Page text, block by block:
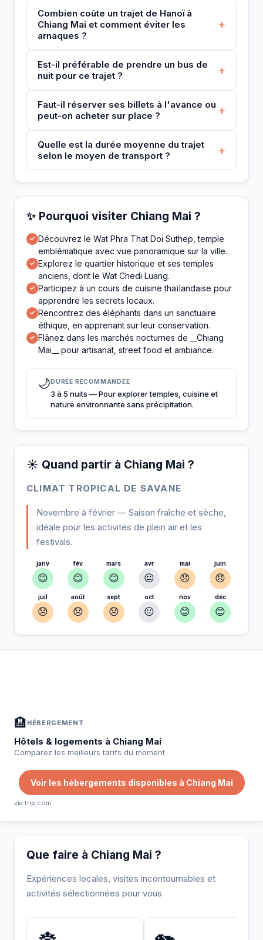
Combien coûte un trajet de Hanoï à
Chiang Mai et comment éviter les
arnaques ?
+
Est-il préférable de prendre un bus de
nuit pour ce trajet ?
+
Faut-il réserver ses billets à l'avance ou
peut-on acheter sur place ?
+
Quelle est la durée moyenne du trajet
selon le moyen de transport ?
+
✨ Pourquoi visiter Chiang Mai ?
✓ Découvrez le Wat Phra That Doi Suthep, temple
emblématique avec vue panoramique sur la ville.
✓ Explorez le quartier historique et ses temples
anciens, dont le Wat Chedi Luang.
✓ Participez à un cours de cuisine thaïlandaise pour
apprendre les secrets locaux.
✓ Rencontrez des éléphants dans un sanctuaire
éthique, en apprenant sur leur conservation.
✓ Flânez dans les marchés nocturnes de __Chiang
Mai__ pour artisanat, street food et ambiance.
🌙DURÉE RECOMMANDÉE
3 à 5 nuits — Pour explorer temples, cuisine et
nature environnante sans précipitation.
☀️ Quand partir à Chiang Mai ?
CLIMAT TROPICAL DE SAVANE
Novembre à février — Saison fraîche et sèche,
idéale pour les activités de plein air et les
festivals.
janv
😊
fév
😊
mars
😊
avr
😐
mai
😞
juin
😞
juil
😞
août
😞
sept
😞
oct
😐
nov
😊
déc
😊
🏨 HÉBERGEMENT
Hôtels & logements à Chiang Mai
Comparez les meilleurs tarifs du moment
Voir les hébergements disponibles à Chiang Mai
via trip.com
Que faire à Chiang Mai ?
Expériences locales, visites incontournables et
activités sélectionnées pour vous